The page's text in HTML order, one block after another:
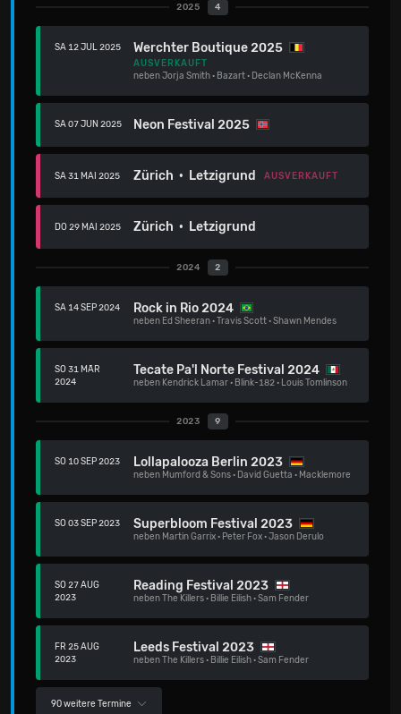
2025 4
SA 12 JUL 2025 Werchter Boutique 2025
AUSVERKAUFT
nebenJorja Smith· Bazart· Declan McKenna
SA 07 JUN 2025 Neon Festival 2025
SA 31 MAI 2025 Zürich · Letzigrund AUSVERKAUFT
DO 29 MAI 2025 Zürich · Letzigrund
2024 2
SA 14 SEP 2024 Rock in Rio 2024
neben Ed Sheeran·Travis Scott·Shawn Mendes
SO 31 MÄR
2024
Tecate Pa'l Norte Festival 2024
neben Kendrick Lamar· Blink-182· Louis Tomlinson
2023 9
SO 10 SEP 2023 Lollapalooza Berlin 2023
neben Mumford & Sons· David Guetta · Macklemore
SO 03 SEP 2023 Superbloom Festival 2023
neben Martin Garrix· Peter Fox·Jason Derulo
SO 27 AUG
2023
Reading Festival 2023
nebenThe Killers· Billie Eilish·Sam Fender
FR 25 AUG
2023
Leeds Festival 2023
nebenThe Killers· Billie Eilish·Sam Fender
90 weitere Termine